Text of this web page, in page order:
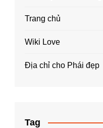
Trang chủ
Wiki Love
Địa chỉ cho Phái đẹp
Tag